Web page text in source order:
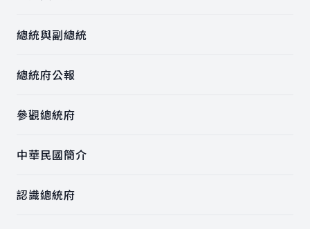
總統與副總統
總統府公報
參觀總統府
中華民國簡介
認識總統府